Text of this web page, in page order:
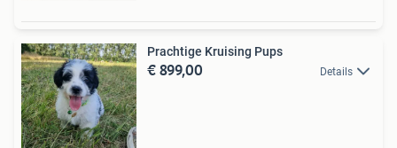
Prachtige Kruising Pups
€ 899,00 Details